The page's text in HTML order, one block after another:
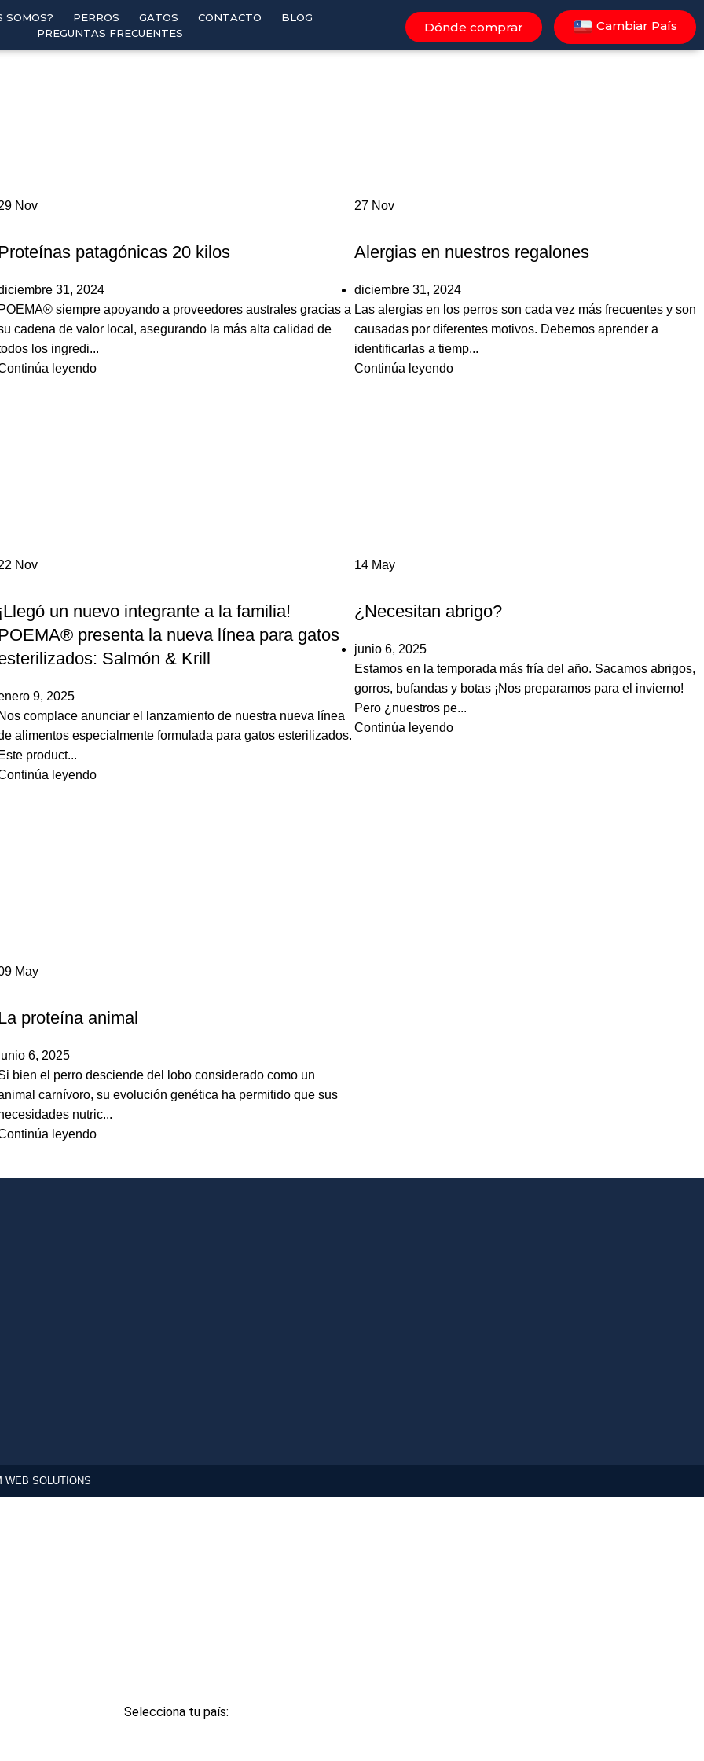
SOMOS? PERROS GATOS CONTACTO
BLOG
PREGUNTAS FRECUENTES
Dónde comprar Cambiar País
Nov
patagónicas 20 kilos
31, 2024
POEMA® siempre apoyando a proveedores australes gracias a
cadena de valor local, asegurando la más alta calidad de
los ingredi...
leyendo
27 Nov
Alergias en nuestros regalones
diciembre 31, 2024
Las alergias en los perros son cada vez más frecuentes y son
causadas por diferentes motivos. Debemos aprender a
identificarlas a tiemp...
Continúa leyendo
Nov
¡Llegó un nuevo integrante a la familia!
presenta la nueva línea para gatos
Salmón & Krill
9, 2025
Nos complace anunciar el lanzamiento de nuestra nueva línea
alimentos especialmente formulada para gatos esterilizados.
Este product...
leyendo
14 May
¿Necesitan abrigo?
junio 6, 2025
Estamos en la temporada más fría del año. Sacamos abrigos,
gorros, bufandas y botas ¡Nos preparamos para el invierno!
Pero ¿nuestros pe...
Continúa leyendo
May
proteína animal
6, 2025
bien el perro desciende del lobo considerado como un
carnívoro, su evolución genética ha permitido que sus
nutric...
leyendo
WEB SOLUTIONS
Selecciona tu país: